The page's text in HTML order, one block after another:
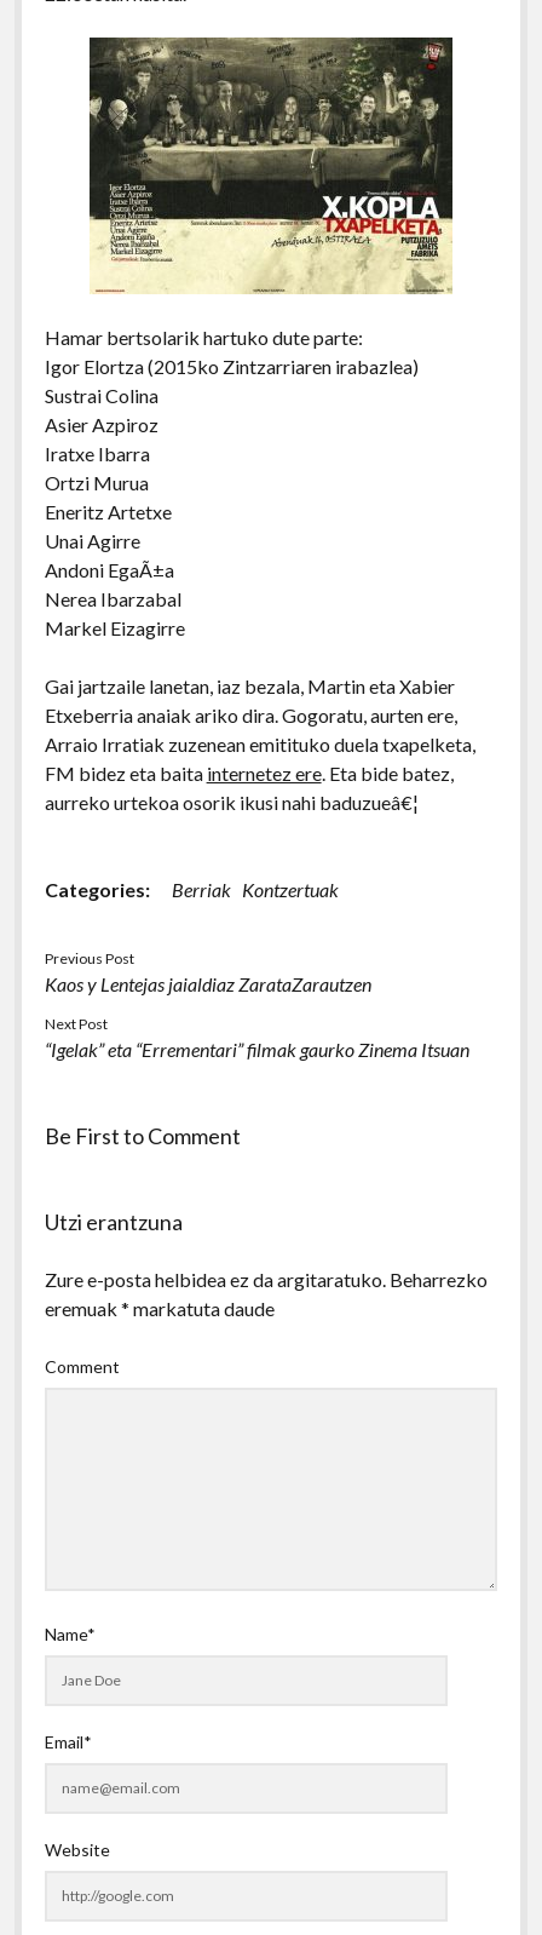
Hamar bertsolarik hartuko dute parte:
Igor Elortza (2015ko Zintzarriaren irabazlea)
Sustrai Colina
Asier Azpiroz
Iratxe Ibarra
Ortzi Murua
Eneritz Artetxe
Unai Agirre
Andoni EgaÃ±a
Nerea Ibarzabal
Markel Eizagirre
Gai jartzaile lanetan, iaz bezala, Martin eta Xabier
Etxeberria anaiak ariko dira. Gogoratu, aurten ere,
Arraio Irratiak zuzenean emitituko duela txapelketa,
FM bidez eta baita internetez ere. Eta bide batez,
aurreko urtekoa osorik ikusi nahi baduzueâ€¦
Categories: Berriak Kontzertuak
Previous Post
Kaos y Lentejas jaialdiaz ZarataZarautzen
Next Post
“Igelak” eta “Errementari” filmak gaurko Zinema Itsuan
Be First to Comment
Utzi erantzuna
Zure e-posta helbidea ez da argitaratuko. Beharrezko
eremuak * markatuta daude
Comment
Name*
Email*
Website